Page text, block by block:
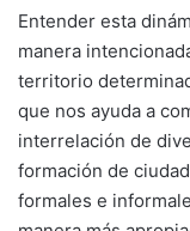
Entender esta
manera
territorio
que nos ayuda a
interrelación de
formación de
formales e